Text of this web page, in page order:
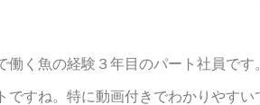
働く魚の経験３年目のパート社員で
ですね。特に動画付きでわかりやすい